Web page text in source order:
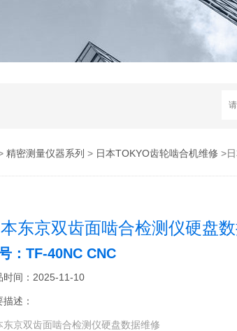
精密测量仪器系列 > 日本TOKYO齿轮啮合机维修 >
本东京双齿面啮合检测仪硬盘
：TF-40NC CNC
时间：2025-11-10
描述：
东京双齿面啮合检测仪硬盘数据维修